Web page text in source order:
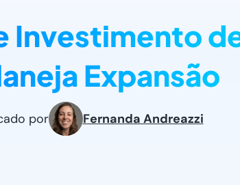
IA para Infoprodutores
Aumente as vendas por impulso Gere mais
Abordagens com ChatGPT
Proatividade no seu site
Geração
Leads
Casos de Uso com AI
Melhores aplicações na prática
Unity4 & Dryve
2 vezes mais
VR Gente
+211% em MQLs
Espresso App
Blog da
O melhor
Investimento
Expansão
por Fernanda Andreazzi